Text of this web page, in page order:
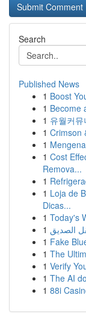
Search
Published News
1 Boost
1 Become
1 유월커
1 Crimson
1
1 Cost
Remova...
1
1 Loja de
Dicas...
1 Today's
1
1 Fake
1 The
1 Verify
1 The AI
1 88i